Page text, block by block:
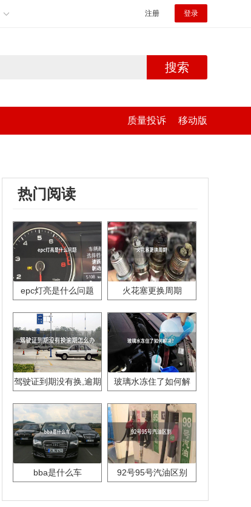
注册 登录
搜索
质量投诉 移动版
热门阅读
epc灯亮是什么问题 火花塞更换周期
驾驶证到期没有换,逾期
玻璃水冻住了如何解
bba是什么车 92号95号汽油区别